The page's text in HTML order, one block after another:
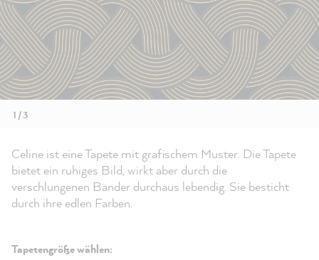
1 / 3
Celine ist eine Tapete mit grafischem Muster. Die Tapete
bietet ein ruhiges Bild, wirkt aber durch die
verschlungenen Bänder durchaus lebendig. Sie besticht
durch ihre edlen Farben.
Tapetengröße wählen: